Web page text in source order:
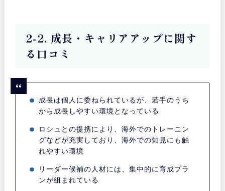
2-2. 成長・キャリアアップに関す
る口コミ
成長は個人に委ねられているが、若手のうち
から成長しやすい環境となっている
ロシュとの提携により、海外でのトレーニン
グなどが充実しており、海外での知見にも触
れやすい環境
リーダー候補の人材には、集中的に育成プラ
ンが組まれている